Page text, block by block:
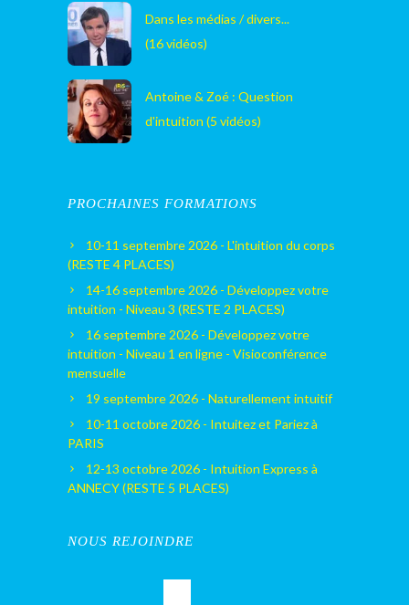
Dans les médias / divers...
(16 vidéos)
Antoine & Zoé : Question
d'intuition (5 vidéos)
PROCHAINES FORMATIONS
10-11 septembre 2026 - L'intuition du corps
(RESTE 4 PLACES)
14-16 septembre 2026 - Développez votre
intuition - Niveau 3 (RESTE 2 PLACES)
16 septembre 2026 - Développez votre
intuition - Niveau 1 en ligne - Visioconférence
mensuelle
19 septembre 2026 - Naturellement intuitif
10-11 octobre 2026 - Intuitez et Pariez à
PARIS
12-13 octobre 2026 - Intuition Express à
ANNECY (RESTE 5 PLACES)
NOUS REJOINDRE